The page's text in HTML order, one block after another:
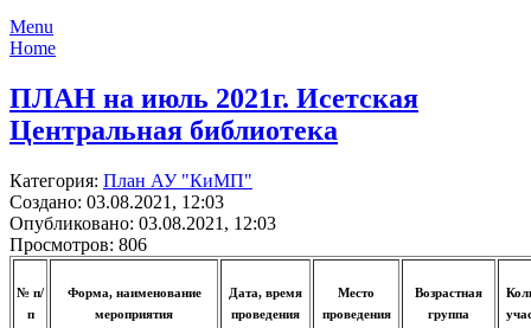
Menu
Home
ПЛАН на июль 2021г. Исетская
Центральная библиотека
Категория: План АУ "КиМП"
Создано: 03.08.2021, 12:03
Опубликовано: 03.08.2021, 12:03
Просмотров: 806
№ п/
п
Форма, наименование
мероприятия
Дата, время
проведения
Место
проведения
Возрастная
группа